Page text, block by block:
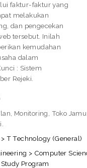
faktur-faktur yang
melakukan
dan pengecekan
tersebut. Inilah
kemudahan
dalam
: Sistem
Rejeki.
Monitoring, Toko Jamu
T Technology (General)
> Computer
Program